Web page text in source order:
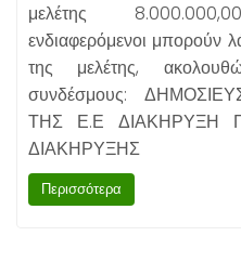
μελέτης
ενδιαφερόμενοι μπορούν
της μελέτης,
συνδέσμους:
ΤΗΣ Ε.Ε ΔΙΑΚΗΡΥΞΗ
ΔΙΑΚΗΡΥΞΗΣ
Περισσότερα